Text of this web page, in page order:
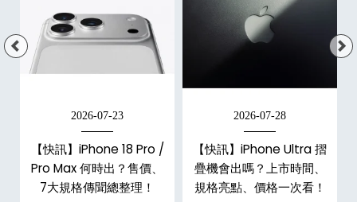
2026-07-23
【快訊】iPhone 18 Pro /
Pro Max 何時出？售價、
7大規格傳聞總整理！
2026-07-28
【快訊】iPhone Ultra 摺
疊機會出嗎？上市時間、
規格亮點、價格一次看！